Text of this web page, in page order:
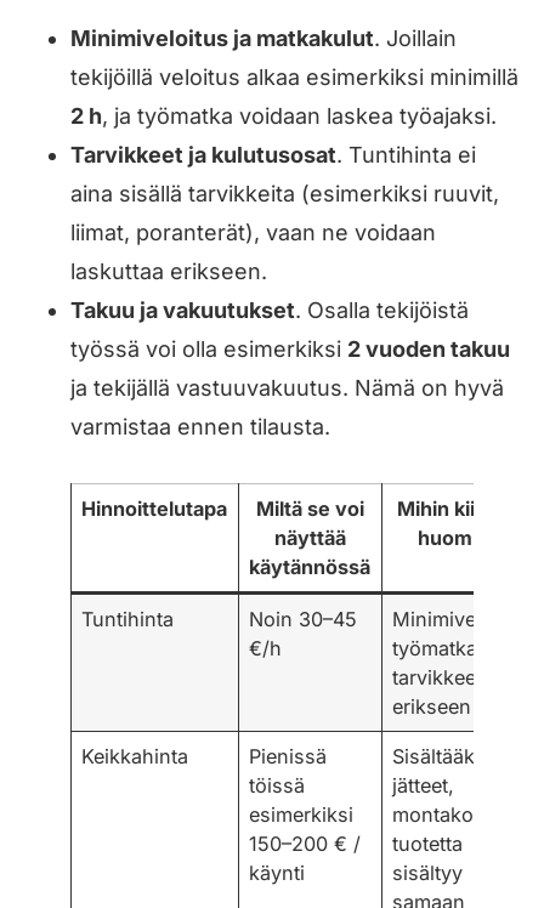
Minimiveloitus ja matkakulut. Joillain
tekijöillä veloitus alkaa esimerkiksi minimillä
2 h, ja työmatka voidaan laskea työajaksi.
Tarvikkeet ja kulutusosat. Tuntihinta ei
aina sisällä tarvikkeita (esimerkiksi ruuvit,
liimat, poranterät), vaan ne voidaan
laskuttaa erikseen.
Takuu ja vakuutukset. Osalla tekijöistä
työssä voi olla esimerkiksi 2 vuoden takuu
ja tekijällä vastuuvakuutus. Nämä on hyvä
varmistaa ennen tilausta.
Hinnoittelutapa
Miltä se voi
näyttää
käytännössä
Mihin kiinnität
huomiota
Tuntihinta
Noin 30–45
€/h
Minimiveloitus,
työmatkat,
tarvikkeet
erikseen
Keikkahinta
Pienissä
töissä
esimerkiksi
150–200 € /
käynti
Sisältääkö
jätteet,
montako
tuotetta
sisältyy
samaan